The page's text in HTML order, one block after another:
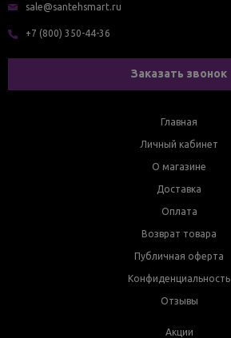
sale@santehsmart.ru
+7 (800) 350-44-36
Заказать звонок
Главная
Личный кабинет
О магазине
Доставка
Оплата
Возврат товара
Публичная оферта
Конфиденциальность
Отзывы
Акции